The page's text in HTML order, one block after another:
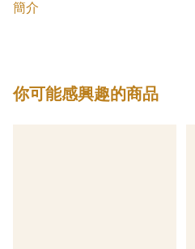
簡介
你可能感興趣的商品